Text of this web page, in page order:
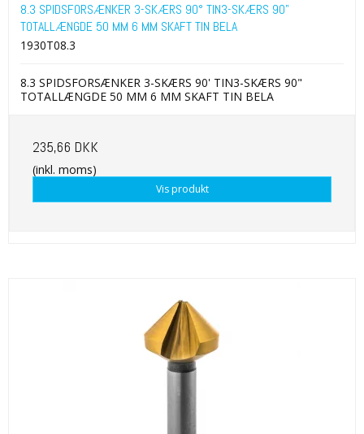
8.3 SPIDSFORSÆNKER 3-SKÆRS 90° TIN3-SKÆRS 90"
TOTALLÆNGDE 50 MM 6 MM SKAFT TIN BELA
1930T08.3
8.3 SPIDSFORSÆNKER 3-SKÆRS 90' TIN3-SKÆRS 90"
TOTALLÆNGDE 50 MM 6 MM SKAFT TIN BELA
235,66 DKK
(inkl. moms)
Vis produkt